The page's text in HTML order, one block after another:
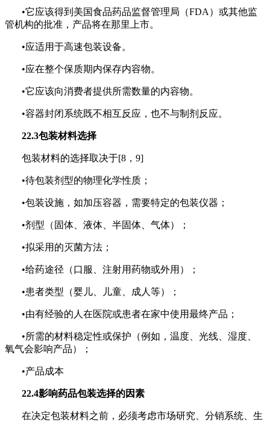
•它应该得到美国食品药品监督管理局（FDA）或其他监
管机构的批准，产品将在那里上市。
•应适用于高速包装设备。
•应在整个保质期内保存内容物。
•它应该向消费者提供所需数量的内容物。
•容器封闭系统既不相互反应，也不与制剂 反应。
22.3包装材料选择
包装材料的选择取决于[8，9]
•待包装剂型的物理化学性质；
•包装设施，如加压容器，需要特定的包装仪器；
•剂型 （固体、液体、半固体、气体）；
•拟采用的灭菌方法；
•给药途径（口服、 注射用药物或外用）；
•患者类型（婴儿、儿童、成人等）；
•由有经验的人在医院或患者在家中使用最终产品；
•所需的材料稳定性或保护（例如，温度、光线、湿度、
氧气会影响产品）；
•产品成本
22.4影响药品包装选择的因素
在决定包装材料之前，必须考虑市场研究、分销系统、生